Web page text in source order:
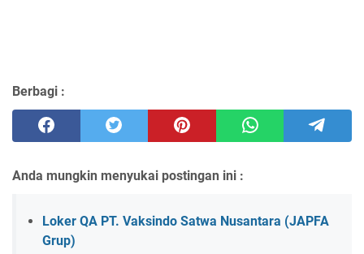
Berbagi :
Anda mungkin menyukai postingan ini :
Loker QA PT. Vaksindo Satwa Nusantara (JAPFA
Grup)